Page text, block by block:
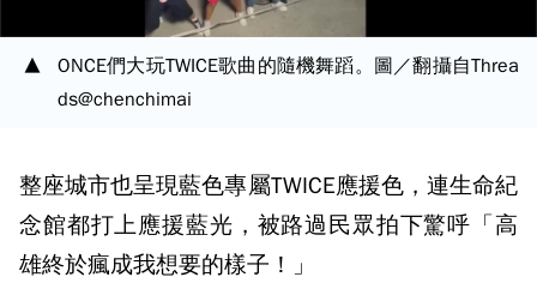
ONCE們大玩TWICE歌曲的隨機舞蹈。圖／翻攝自Threa
ds@chenchimai
整座城市也呈現藍色專屬TWICE應援色，連生命紀
念館都打上應援藍光，被路過民眾拍下驚呼「高
雄終於瘋成我想要的樣子！」